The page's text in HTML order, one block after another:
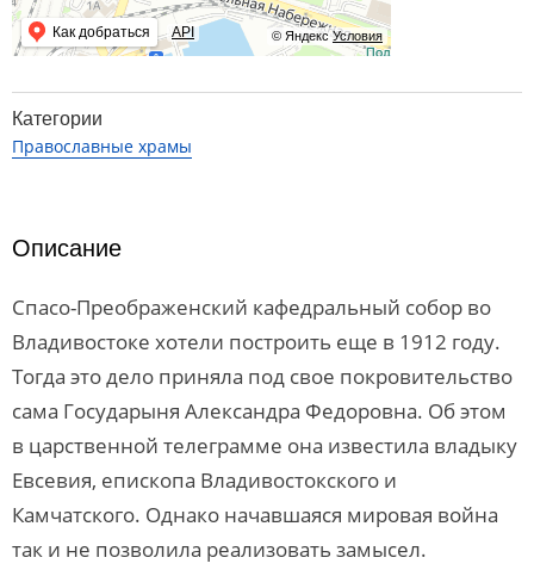
© Яндекс Условия
Как добраться API
Категории
Православные храмы
Описание
Спасо-Преображенский кафедральный собор во
Владивостоке хотели построить еще в 1912 году.
Тогда это дело приняла под свое покровительство
сама Государыня Александра Федоровна. Об этом
в царственной телеграмме она известила владыку
Евсевия, епископа Владивостокского и
Камчатского. Однако начавшаяся мировая война
так и не позволила реализовать замысел.